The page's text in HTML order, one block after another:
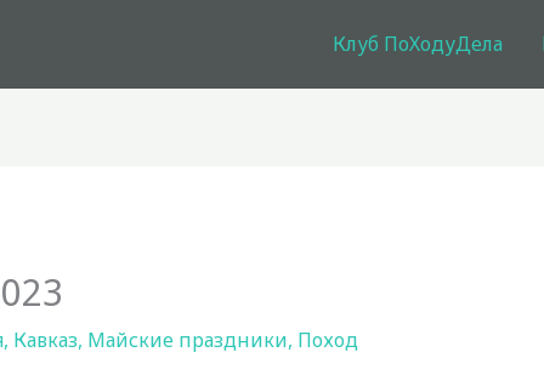
Клуб ПоХодуДела
, Кавказ, Майские праздники, Поход